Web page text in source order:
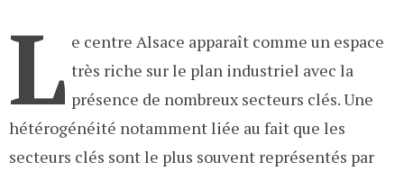
L e centre Alsace apparaît comme un espace
très riche sur le plan industriel avec la
présence de nombreux secteurs clés. Une
hétérogénéité notamment liée au fait que les
secteurs clés sont le plus souvent représentés par